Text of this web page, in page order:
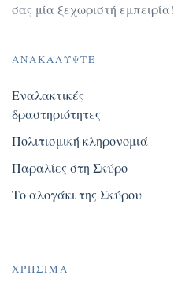
σας μία ξεχωριστή εμπειρία!
ΑΝΑΚΑΛΎΨΤΕ
Εναλακτικές
δραστηριότητες
Πολιτισμική κληρονομιά
Παραλίες στη Σκύρο
Το αλογάκι της Σκύρου
ΧΡΉΣΙΜΑ